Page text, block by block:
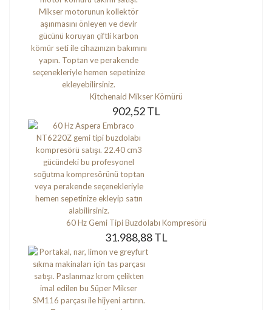
Kitchenaid Mikser Kömürü
902,52 TL
60 Hz Gemi Tipi Buzdolabı Kompresörü
31.988,88 TL